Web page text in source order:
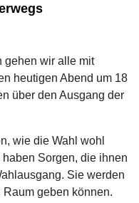
gehen wir alle mit
heutigen Abend um 18
über den Ausgang der
wie die Wahl wohl
Sorgen, die ihnen
Sie werden
geben können.